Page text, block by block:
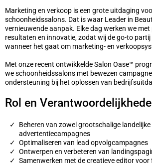
Marketing en verkoop is een grote uitdaging
schoonheidssalons. Dat is waar Leader in
vernieuwende aanpak. Elke dag werken we
resultaten en innovatie, zodat wij de go-to
wanneer het gaat om marketing- en
Met onze recent ontwikkelde Salon Oase™
we schoonheidssalons met bewezen
ondersteuning bij het oplossen van
Rol en
Beheren van zowel grootschalige
advertentiecampagnes
Optimaliseren van lead opvolgcampagnes
Ontwerpen en verbeteren van
Samenwerken met de creatieve editor voor